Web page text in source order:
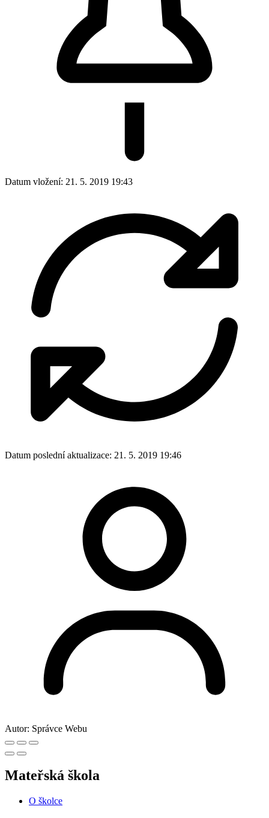
Datum vložení: 21. 5. 2019 19:43
Datum poslední aktualizace: 21. 5. 2019 19:46
Autor: Správce Webu
Mateřská škola
O školce